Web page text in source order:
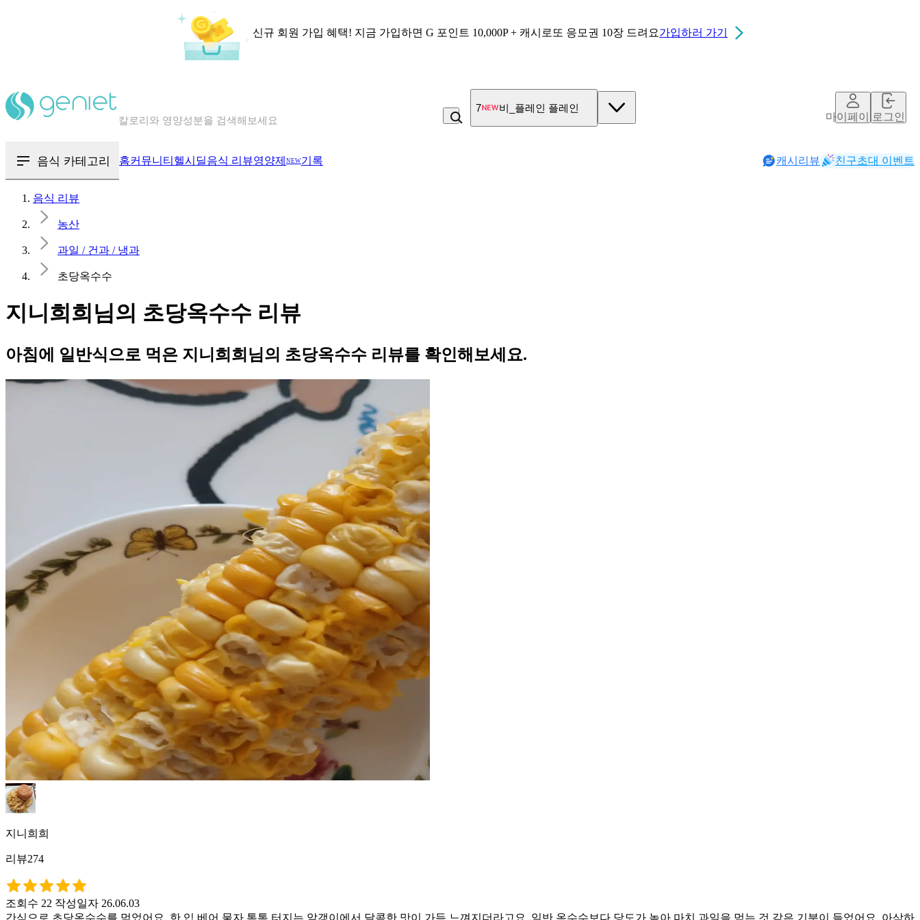
신규 회원 가입 혜택! 지금 가입하면 G 포인트 10,000P + 캐시로또 응모권 10장 드려요가입하러 가기
혈당 · 다이어트 음식 검색해보세요
7 비_플레인 플레인
마이페이지로그인
음식 카테고리 홈커뮤니티 헬시딜음식 리뷰영양제 NEW기록 캐시리뷰 친구초대 이벤트
음식 리뷰
농산
과일 / 건과 / 냉과
초당옥수수
지니희희님의 초당옥수수 리뷰
아침에 일반식으로 먹은 지니희희님의 초당옥수수 리뷰를 확인해보세요.
지니희희
리뷰274
조회수 22 작성일자 26.06.03
간식으로 초당옥수수를 먹었어요. 한 입 베어 물자 톡톡 터지는 알갱이에서 달콤한 맛이 가득 느껴지더라고요. 일반 옥수수보다 당도가 높아 마치 과일을 먹는 것 같은 기분이 들었어요. 아삭하